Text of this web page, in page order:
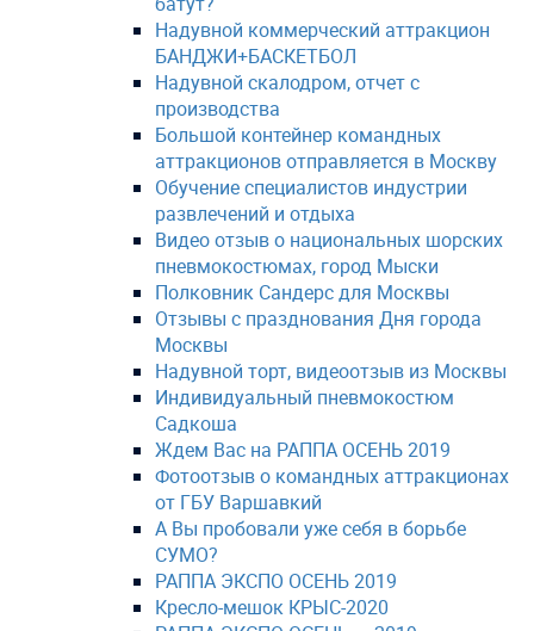
Надувной коммерческий аттракцион
БАНДЖИ+БАСКЕТБОЛ
Надувной скалодром, отчет с
производства
Большой контейнер командных
аттракционов отправляется в Москву
Обучение специалистов индустрии
развлечений и отдыха
Видео отзыв о национальных шорских
пневмокостюмах, город Мыски
Полковник Сандерс для Москвы
Отзывы с празднования Дня города
Москвы
Надувной торт, видеоотзыв из Москвы
Индивидуальный пневмокостюм
Садкоша
Ждем Вас на РАППА ОСЕНЬ 2019
Фотоотзыв о командных аттракционах
от ГБУ Варшавкий
А Вы пробовали уже себя в борьбе
СУМО?
РАППА ЭКСПО ОСЕНЬ 2019
Кресло-мешок КРЫС-2020